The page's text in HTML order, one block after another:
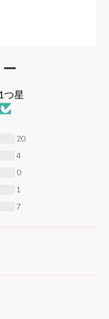
つ星
20
4
0
1
7